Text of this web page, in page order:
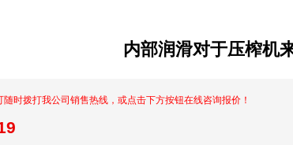
内部润滑对于压榨机来说
拨打我公司销售热线，或点击下方按钮在线咨询报价！